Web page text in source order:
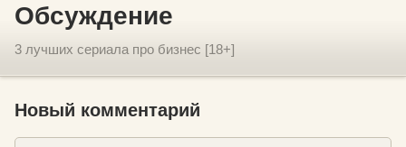
Обсуждение
3 лучших сериала про бизнес [18+]
Новый комментарий